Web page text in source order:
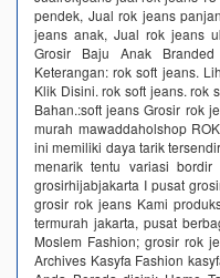
pendek, Jual rok jeans
jeans anak, Jual rok jeans
Grosir Baju Anak
Keterangan: rok soft jeans.
Klik Disini. rok soft jeans. rok
Bahan.:soft jeans Grosir rok
murah mawaddaholshop
ini memiliki daya tarik
menarik tentu variasi
grosirhijabjakarta I pusat
grosir rok jeans Kami
termurah jakarta, pusat
Moslem Fashion; grosir rok
Archives Kasyfa Fashion